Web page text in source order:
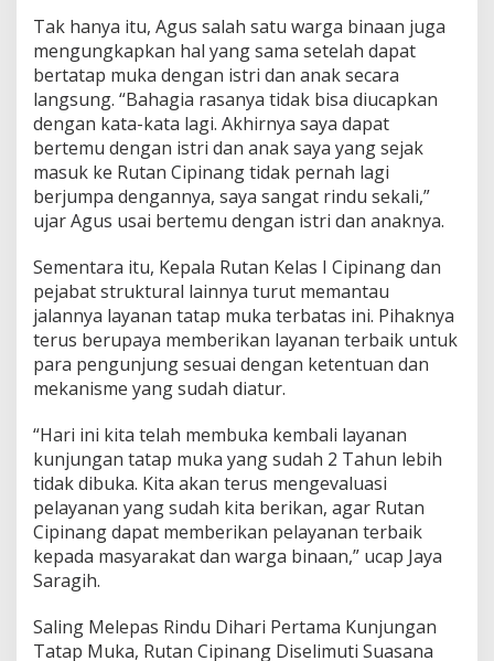
s
a
n
a
H
a
r
u
a
n
u
k
a
C
i
t
a
Tak hanya itu, Agus salah satu warga binaan juga
mengungkapkan hal yang sama setelah dapat
bertatap muka dengan istri dan anak secara
langsung. “Bahagia rasanya tidak bisa diucapkan
dengan kata-kata lagi. Akhirnya saya dapat
bertemu dengan istri dan anak saya yang sejak
masuk ke Rutan Cipinang tidak pernah lagi
berjumpa dengannya, saya sangat rindu sekali,”
ujar Agus usai bertemu dengan istri dan anaknya.
Sementara itu, Kepala Rutan Kelas I Cipinang dan
pejabat struktural lainnya turut memantau
jalannya layanan tatap muka terbatas ini. Pihaknya
terus berupaya memberikan layanan terbaik untuk
para pengunjung sesuai dengan ketentuan dan
mekanisme yang sudah diatur.
“Hari ini kita telah membuka kembali layanan
kunjungan tatap muka yang sudah 2 Tahun lebih
tidak dibuka. Kita akan terus mengevaluasi
pelayanan yang sudah kita berikan, agar Rutan
Cipinang dapat memberikan pelayanan terbaik
kepada masyarakat dan warga binaan,” ucap Jaya
Saragih.
Saling Melepas Rindu Dihari Pertama Kunjungan
Tatap Muka, Rutan Cipinang Diselimuti Suasana